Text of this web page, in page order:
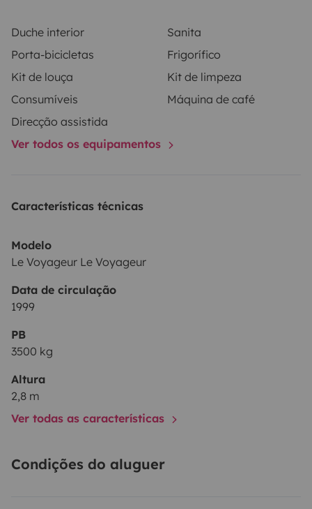
Duche interior
Sanita
Porta-bicicletas
Frigorífico
Kit de louça
Kit de limpeza
Consumíveis
Máquina de café
Direcção assistida
Ver todos os equipamentos
Características técnicas
Modelo
Le Voyageur Le Voyageur
Data de circulação
1999
PB
3500 kg
Altura
2,8 m
Ver todas as características
Condições do aluguer